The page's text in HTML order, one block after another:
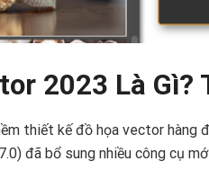
2023 Là Gì?
thiết kế đồ họa vector hàng
đã bổ sung nhiều công cụ